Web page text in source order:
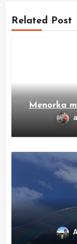
Related Post
Menorka